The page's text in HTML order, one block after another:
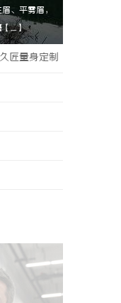
、平雾眉，
....】
匠量身定制
！淡颜系女